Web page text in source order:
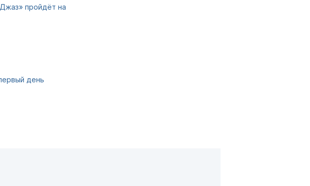
пройдёт на
день